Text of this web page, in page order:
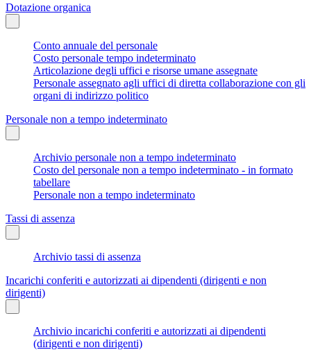
Dotazione organica
Conto annuale del personale
Costo personale tempo indeterminato
Articolazione degli uffici e risorse umane assegnate
Personale assegnato agli uffici di diretta collaborazione con gli
organi di indirizzo politico
Personale non a tempo indeterminato
Archivio personale non a tempo indeterminato
Costo del personale non a tempo indeterminato - in formato
tabellare
Personale non a tempo indeterminato
Tassi di assenza
Archivio tassi di assenza
Incarichi conferiti e autorizzati ai dipendenti (dirigenti e non
dirigenti)
Archivio incarichi conferiti e autorizzati ai dipendenti
(dirigenti e non dirigenti)